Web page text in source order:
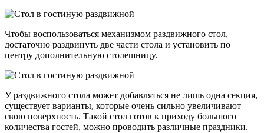
Чтобы воспользоваться механизмом раздвижного стол,
достаточно раздвинуть две части стола и установить по
центру дополнительную столешницу.
У раздвижного стола может добавляться не лишь одна секция,
существует варианты, которые очень сильно увеличивают
свою поверхность. Такой стол готов к приходу большого
количества гостей, можно проводить различные праздники.